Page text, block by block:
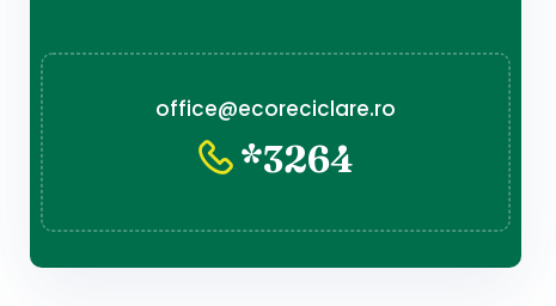
office@ecoreciclare.ro
*3264